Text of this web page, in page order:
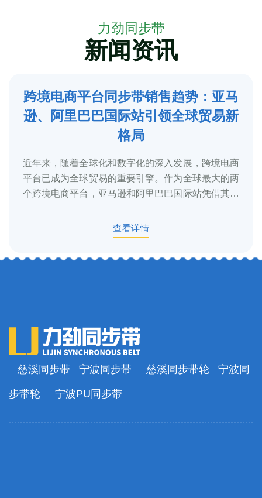
力劲同步带
新闻资讯
5
2025-3
跨境电商平台同步带销售趋势：亚马
逊、阿里巴巴国际站引领全球贸易新
格局
近年来，随着全球化和数字化的深入发展，跨境电商
平台已成为全球贸易的重要引擎。作为全球最大的两
个跨境电商平台，亚马逊和阿里巴巴国际站凭借其庞
查看详情
慈溪同步带 宁波同步带 慈溪同步带轮 宁波同
步带轮 宁波PU同步带